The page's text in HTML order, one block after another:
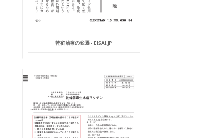
乾癬治療の変遷 - EISAI.JP